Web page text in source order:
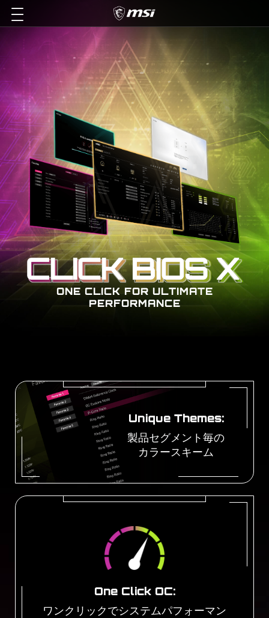
ONE CLICK FOR ULTIMATE
PERFORMANCE
Unique Themes:
製品セグメント毎の
カラースキーム
One Click OC:
ワンクリックでシステムパフォーマン